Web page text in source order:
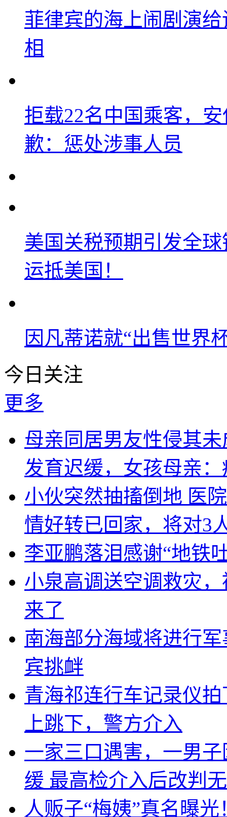
菲律宾的海上闹剧演
相
拒载22名中国乘客，
歉：惩处涉事人员
美国关税预期引发全
运抵美国！
因凡蒂诺就“出售世界
今日关注
更多
母亲同居男友性侵其
发育迟缓，女孩母亲
小伙突然抽搐倒地 医
情好转已回家，将对3
李亚鹏落泪感谢“地铁
小泉高调送空调救灾
来了
南海部分海域将进行
宾挑衅
青海祁连行车记录仪
上跳下，警方介入
一家三口遇害，一男
缓 最高检介入后改判
人贩子“梅姨”真名曝